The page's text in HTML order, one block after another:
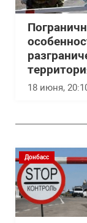
18 июня,
Донбасс